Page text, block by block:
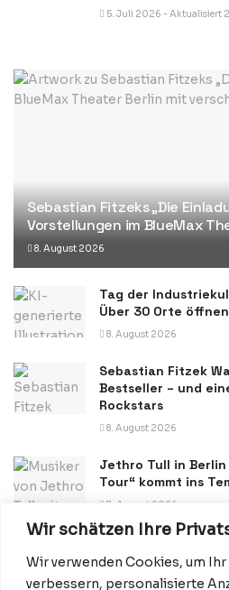
Wir schätzen Ihre
Wir verwenden Cookies, um
verbessern, personalisierte
5. Juli 2026 - Aktualisiert
Sebastian Fitzeks „Die
Vorstellungen im BlueMax
8. August 2026
Tag der
Über 30 Orte
8. August 2026
Sebastian Fitzek
Bestseller – und
Rockstars
8. August 2026
Jethro Tull in
Tour“ kommt ins
7. August 2026